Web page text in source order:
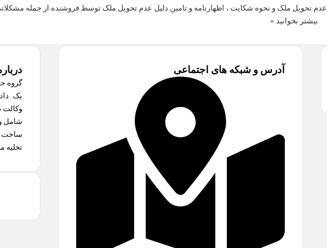
عدم تحویل ملک و نحوه شکایت ، اظهارنامه و تامین دلیل عدم تحویل ملک توسط فروشنده از جمله
بیشتر بخوانید »
گروه
یک
وکالت
شامل
ساخت
تخلیه
آدرس و شبکه های اجتماعی